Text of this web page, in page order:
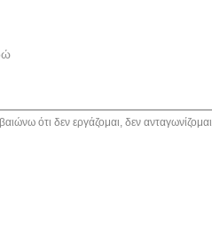
ότι δεν εργάζομαι, δεν